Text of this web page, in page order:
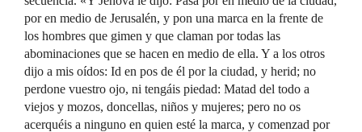
por en medio de Jerusalén, y pon una marca en la frente de
los hombres que gimen y que claman por todas las
abominaciones que se hacen en medio de ella. Y a los otros
dijo a mis oídos: Id en pos de él por la ciudad, y herid; no
perdone vuestro ojo, ni tengáis piedad: Matad del todo a
viejos y mozos, doncellas, niños y mujeres; pero no os
acerquéis a ninguno en quien esté la marca, y comenzad por